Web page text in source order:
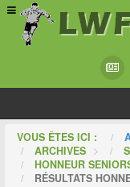
VOUS ÊTES ICI :
ARCHIVES >
HONNEUR
RÉSULTATS